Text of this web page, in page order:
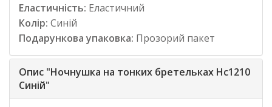
Еластичність: Еластичний
Колір: Синій
Подарункова упаковка: Прозорий пакет
Опис "Ночнушка на тонких бретельках Нс1210
Синій"